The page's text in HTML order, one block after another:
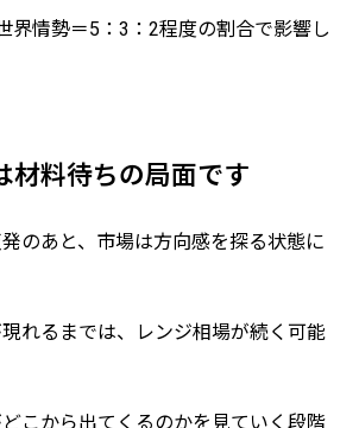
界情勢＝5：3：2程度の割合で影響し
材料待ちの局面です
のあと、市場は方向感を探る状態に
れるまでは、レンジ相場が続く可能
こから出てくるのかを見ていく段階